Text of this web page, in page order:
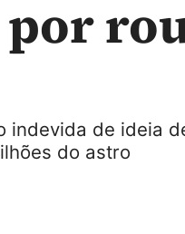
por
indevida de ideia
do astro